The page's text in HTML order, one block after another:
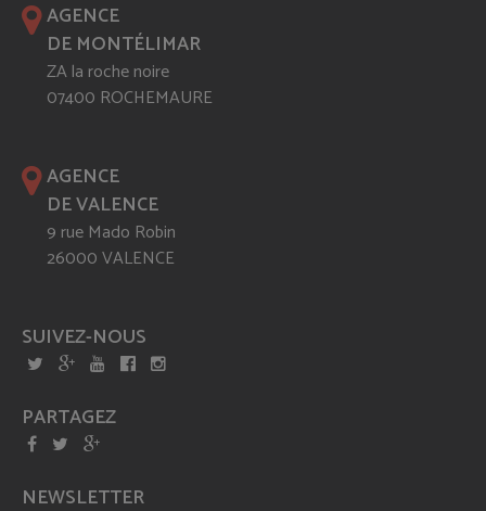
AGENCE
DE MONTÉLIMAR
ZA la roche noire
07400 ROCHEMAURE
AGENCE
DE VALENCE
9 rue Mado Robin
26000 VALENCE
SUIVEZ-NOUS
PARTAGEZ
NEWSLETTER